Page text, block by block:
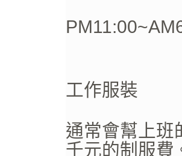
工作服裝
通常會幫上班
千元的制服費